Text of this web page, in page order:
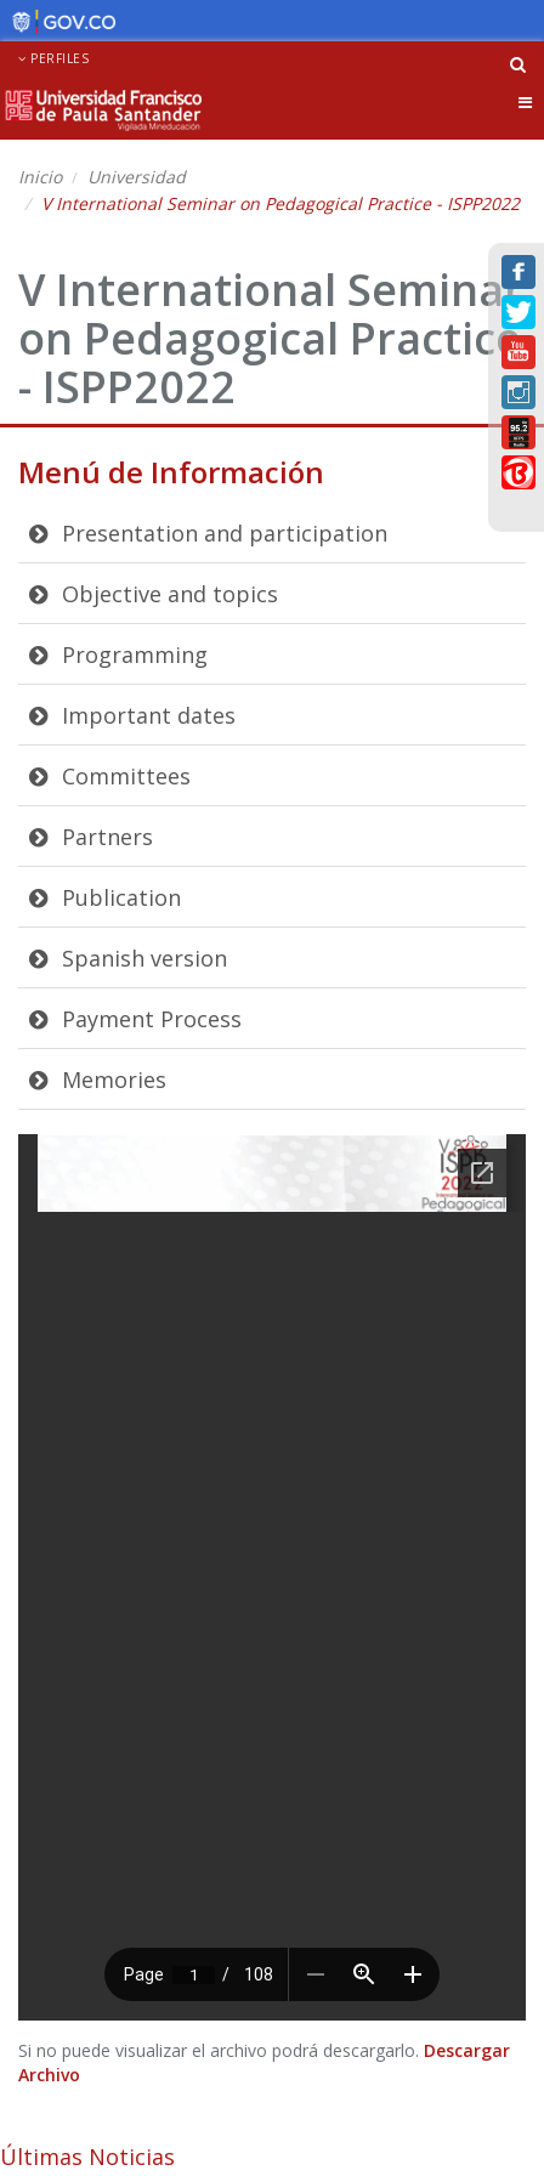
PERFILES
Inicio
Universidad
V International Seminar on Pedagogical Practice - ISPP2022
V International Seminar
on Pedagogical Practice
- ISPP2022
Menú de Información
Presentation and participation
Objective and topics
Programming
Important dates
Committees
Partners
Publication
Spanish version
Payment Process
Memories
Si no puede visualizar el archivo podrá descargarlo. Descargar
Archivo
Últimas Noticias